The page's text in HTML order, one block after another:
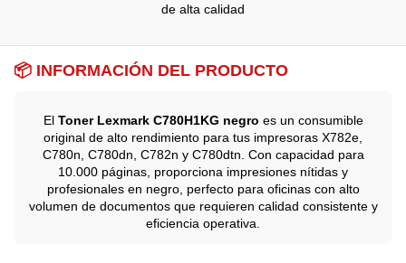
de alta calidad
📦 INFORMACIÓN DEL PRODUCTO
El Toner Lexmark C780H1KG negro es un consumible
original de alto rendimiento para tus impresoras X782e,
C780n, C780dn, C782n y C780dtn. Con capacidad para
10.000 páginas, proporciona impresiones nítidas y
profesionales en negro, perfecto para oficinas con alto
volumen de documentos que requieren calidad consistente y
eficiencia operativa.